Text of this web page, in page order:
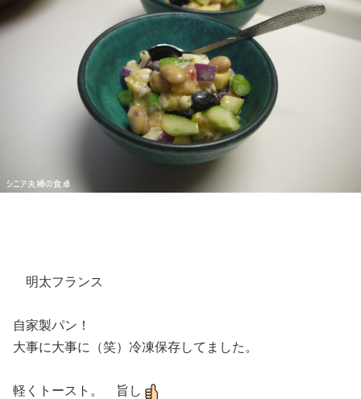
明太フランス
自家製パン！
大事に大事に（笑）冷凍保存してました。
軽くトースト。 旨し